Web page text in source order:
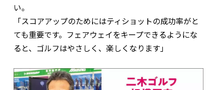
い。
「スコアアップのためにはティショットの成功率がと
ても重要です。フェアウェイをキープできるようにな
ると、ゴルフはやさしく、楽しくなります」